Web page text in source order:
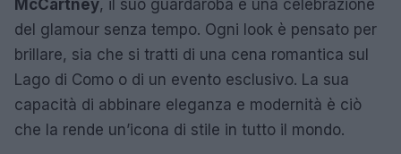
McCartney, il suo guardaroba è una celebrazione
del glamour senza tempo. Ogni look è pensato per
brillare, sia che si tratti di una cena romantica sul
Lago di Como o di un evento esclusivo. La sua
capacità di abbinare eleganza e modernità è ciò
che la rende un’icona di stile in tutto il mondo.